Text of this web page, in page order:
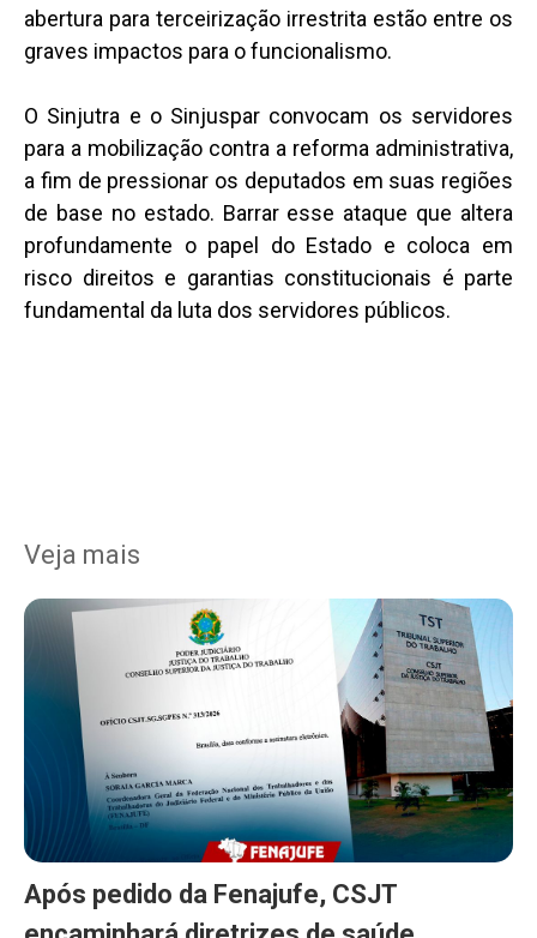
abertura para terceirização irrestrita estão entre os
graves impactos para o funcionalismo.
O Sinjutra e o Sinjuspar convocam os servidores
para a mobilização contra a reforma administrativa,
a fim de pressionar os deputados em suas regiões
de base no estado. Barrar esse ataque que altera
profundamente o papel do Estado e coloca em
risco direitos e garantias constitucionais é parte
fundamental da luta dos servidores públicos.
Veja mais
Após pedido da Fenajufe, CSJT